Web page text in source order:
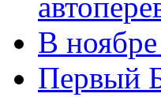
В
Первый